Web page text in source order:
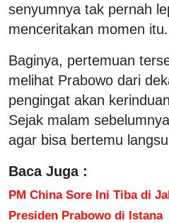
senyumnya tak pernah
menceritakan momen itu.
Baginya, pertemuan
melihat Prabowo dari
pengingat akan
Sejak malam
agar bisa bertemu
Baca Juga :
PM China Sore Ini Tiba di
Presiden Prabowo di Istana